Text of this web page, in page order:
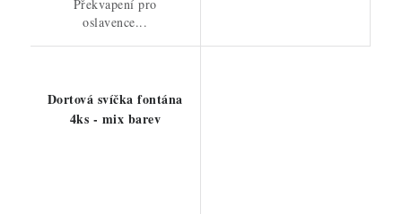
Překvapení pro
oslavence...
Dortová svíčka fontána
4ks - mix barev